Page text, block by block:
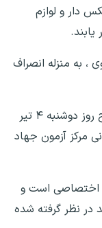
دار و لوازم
، به منزله انصراف
*کارت ورود به جلسه آزمون از ساعت ۱۰ صبح روز دوشنبه ۴ تیر
مرکز آزمون جهاد
اختصاصی است و
در نظر گرفته شده